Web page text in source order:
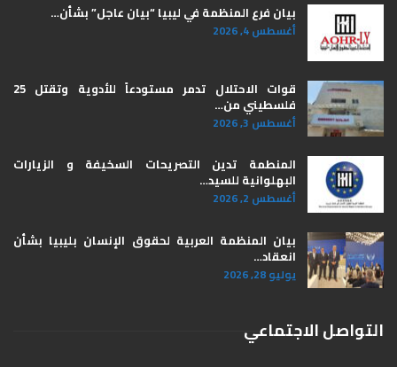
بيان فرع المنظمة في ليبيا “بيان عاجل” بشأن…
أغسطس 4, 2026
قوات الاحتلال تدمر مستودعاً للأدوية وتقتل 25
فلسطيني من…
أغسطس 3, 2026
المنطمة تدين التصريحات السخيفة و الزيارات
البهلوانية للسيد…
أغسطس 2, 2026
بيان المنظمة العربية لحقوق الإنسان بليبيا ​بشأن
انعقاد…
يوليو 28, 2026
التواصل الاجتماعي